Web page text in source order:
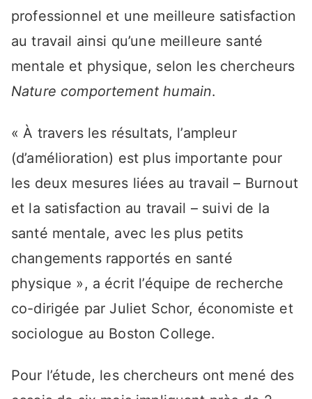
professionnel et une meilleure satisfaction
au travail ainsi qu’une meilleure santé
mentale et physique, selon les chercheurs
Nature comportement humain.
« À travers les résultats, l’ampleur
(d’amélioration) est plus importante pour
les deux mesures liées au travail – Burnout
et la satisfaction au travail – suivi de la
santé mentale, avec les plus petits
changements rapportés en santé
physique », a écrit l’équipe de recherche
co-dirigée par Juliet Schor, économiste et
sociologue au Boston College.
Pour l’étude, les chercheurs ont mené des